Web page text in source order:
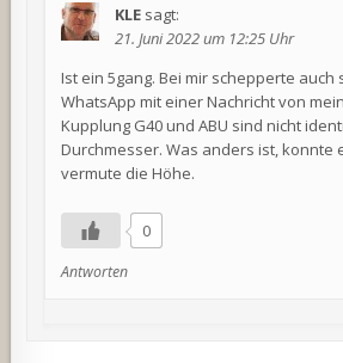
KLE sagt:
21. Juni 2022 um 12:25 Uhr
Ist ein 5gang. Bei mir schepperte auch
WhatsApp mit einer Nachricht von
Kupplung G40 und ABU sind nicht
Durchmesser. Was anders ist, konnte
vermute die Höhe.
0
Antworten